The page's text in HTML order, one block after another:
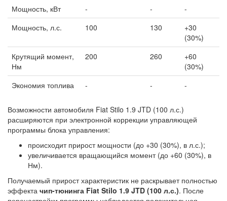
Мощность, кВт
- -
-
Мощность, л.с.
100 130
+30
(30%)
Крутящий момент,
Нм
200 260
+60
(30%)
Экономия топлива
- - -
Возможности автомобиля Fiat Stilo 1.9 JTD (100 л.с.)
расширяются при электронной коррекции управляющей
программы блока управления:
происходит прирост мощности (до +30 (30%), в л.с.);
увеличивается вращающийся момент (до +60 (30%), в
Нм).
Получаемый прирост характеристик не раскрывает полностью
эффекта чип-тюнинга Fiat Stilo 1.9 JTD (100 л.с.). После